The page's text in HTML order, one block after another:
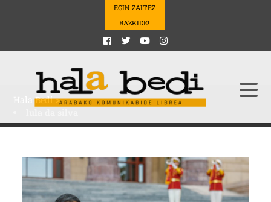
EGIN ZAITEZ
BAZKIDE!
Hala Bedi>